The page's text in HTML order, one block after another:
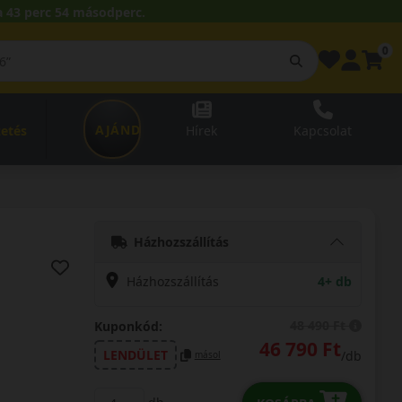
43 perc 53 másodperc.
AJÁNDÉKUTALVÁNY
Házhozszállítás
Házhozszállítás 4+ db
Kuponkód:
LENDÜLET
másol 46 790 Ft/db